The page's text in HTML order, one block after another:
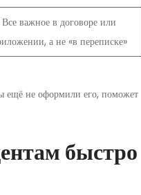
Все важное в договоре или
а не «в переписке»
не оформили его, поможет
быстро